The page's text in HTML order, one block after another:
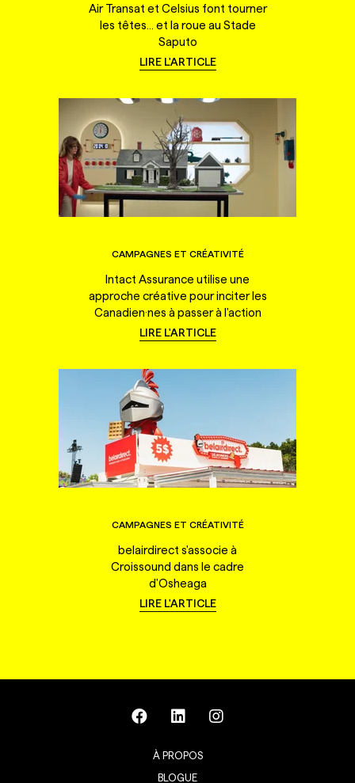
Air Transat et Celsius font tourner
les têtes... et la roue au Stade
Saputo
LIRE L'ARTICLE
CAMPAGNES ET CRÉATIVITÉ
Intact Assurance utilise une
approche créative pour inciter les
Canadien·nes à passer à l'action
LIRE L'ARTICLE
CAMPAGNES ET CRÉATIVITÉ
belairdirect s'associe à
Croissound dans le cadre
d'Osheaga
LIRE L'ARTICLE
À PROPOS
BLOGUE